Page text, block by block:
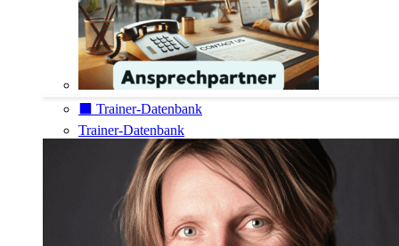
⬛️ Trainer-Datenbank
Trainer-Datenbank